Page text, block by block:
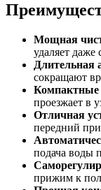
Мощная
удаляет даже
Длительная
сокращают
Компактные
проезжает в
Отличная
передний
подача воды
прижим к